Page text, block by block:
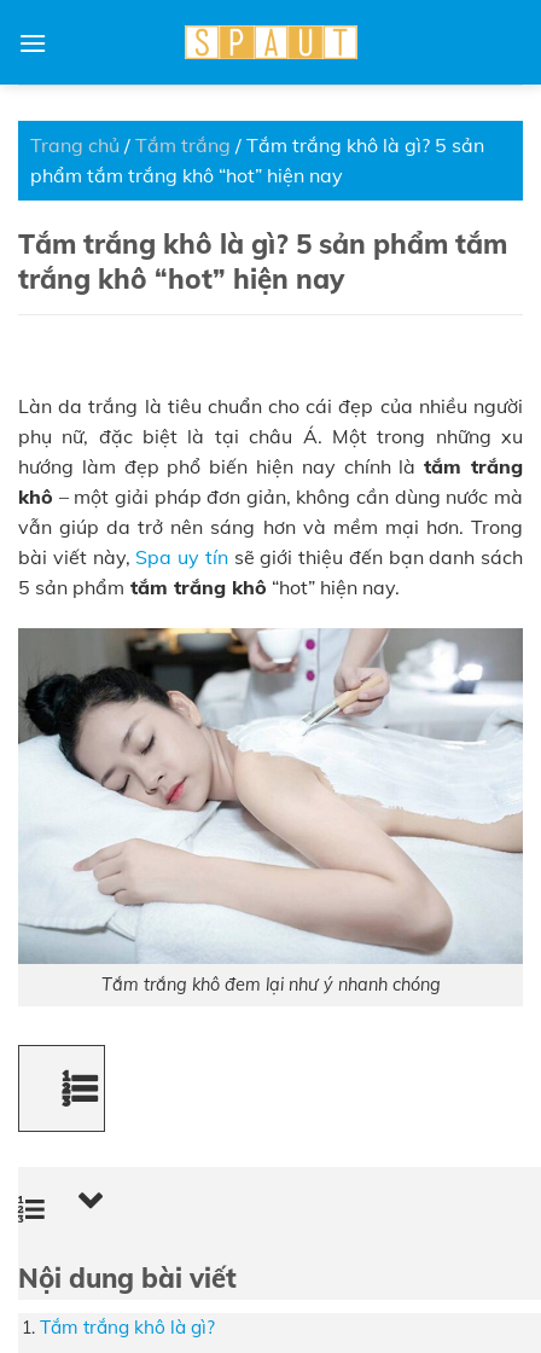
Trang chủ / Tắm trắng / Tắm trắng khô là gì? 5 sản
phẩm tắm trắng khô “hot” hiện nay
Tắm trắng khô là gì? 5 sản phẩm tắm
trắng khô “hot” hiện nay
Làn da trắng là tiêu chuẩn cho cái đẹp của nhiều người
phụ nữ, đặc biệt là tại châu Á. Một trong những xu
hướng làm đẹp phổ biến hiện nay chính làtắm trắng
khô – một giải pháp đơn giản, không cần dùng nước mà
vẫn giúp da trở nên sáng hơn và mềm mại hơn. Trong
bài viết này, Spa uy tínsẽ giới thiệu đến bạn danh sách
5 sản phẩm tắm trắng khô “hot” hiện nay.
Tắm trắng khô đem lại như ý nhanh chóng
Nội dung bài viết
Tắm trắng khô là gì?